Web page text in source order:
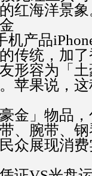
红海洋景
机产品
传统，加
形容为「
苹果说，
金」物品
、腕带、
众展现消